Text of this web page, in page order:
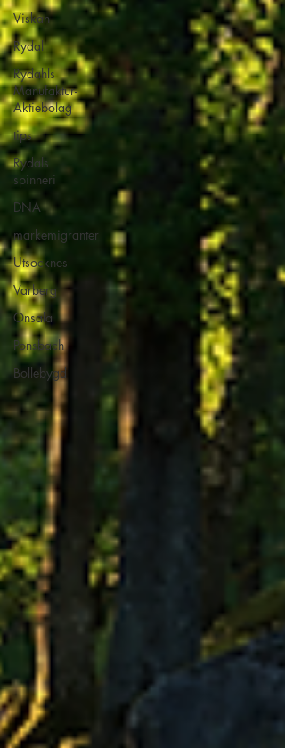
Viskan
Rydal
Rydahls
Manufaktur-
Aktiebolag
tips
Rydals
spinneri
DNA
markemigranter
Utsocknes
Varberg
Onsala
Ponsbach
Bollebygd